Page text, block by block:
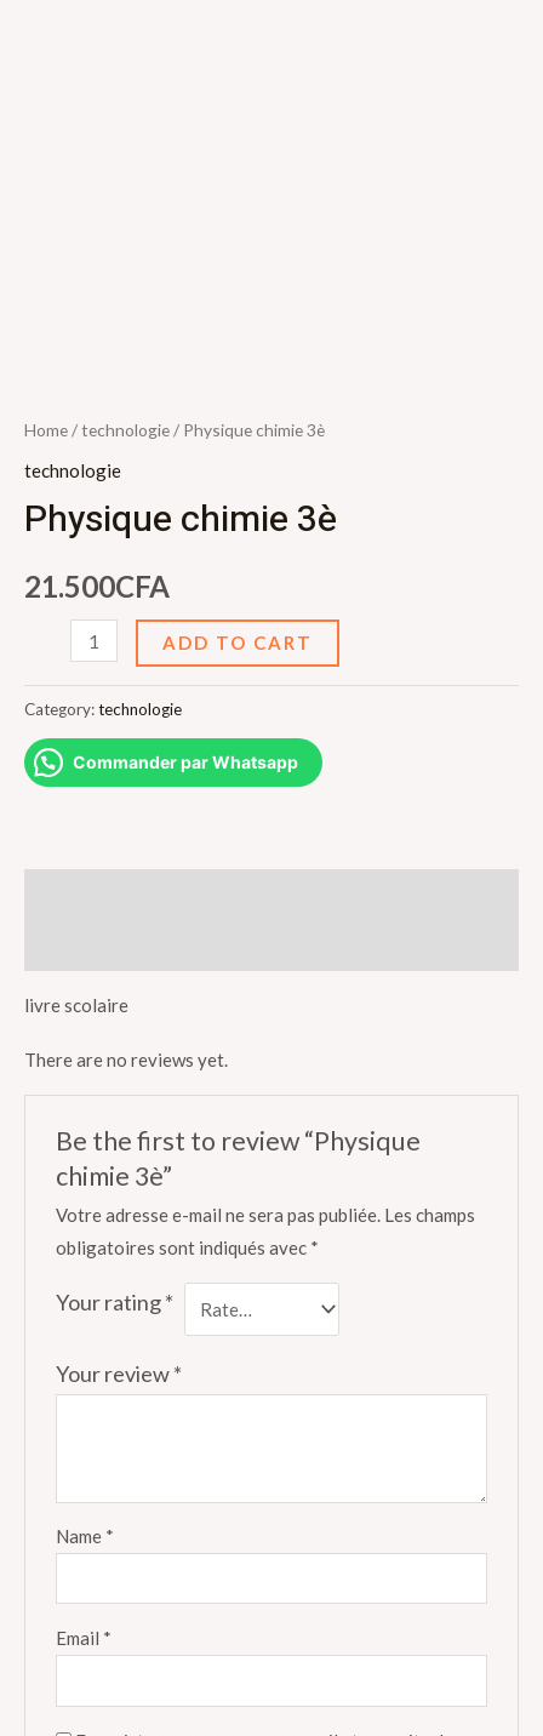
Home/technologie/ Physique chimie 3è
technologie
Physique chimie 3è
21.500CFA
Physique
chimie
3è
ADD TO CART
Category:technologie
Commander par Whatsapp
livre scolaire
There are no reviews yet.
Be the first to review “Physique
chimie 3è”
Votre adresse e-mail ne sera pas publiée. Les champs
obligatoires sont indiqués avec *
Your rating*
Your review*
Name *
Email *